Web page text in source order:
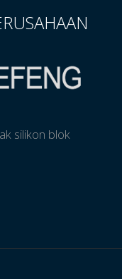
silikon blok